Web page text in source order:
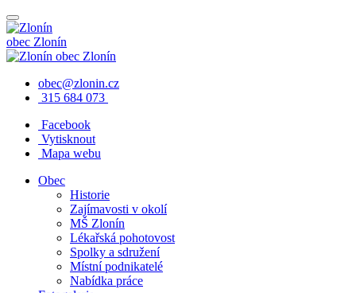
obec Zlonín
obec Zlonín
obec@zlonin.cz
315 684 073
Facebook
Vytisknout
Mapa webu
Obec
Historie
Zajímavosti v okolí
MŠ Zlonín
Lékařská pohotovost
Spolky a sdružení
Místní podnikatelé
Nabídka práce